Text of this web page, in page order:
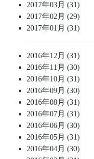
2017年03月 (31)
2017年02月 (29)
2017年01月 (31)
2016年12月 (31)
2016年11月 (30)
2016年10月 (31)
2016年09月 (30)
2016年08月 (31)
2016年07月 (31)
2016年06月 (30)
2016年05月 (31)
2016年04月 (30)